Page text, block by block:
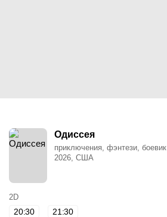
Одиссея
приключения, фэнтези, боевик
2026, США
2D
20:30 21:30